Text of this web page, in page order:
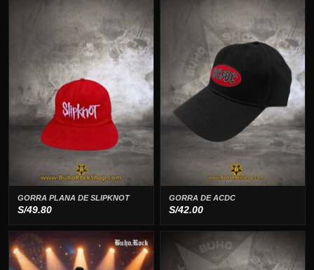
GORRA PLANA DE SLIPKNOT
S/49.80
GORRA DE ACDC
S/42.00